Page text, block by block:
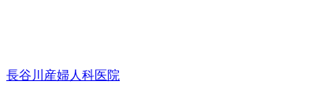
長谷川産婦人科医院